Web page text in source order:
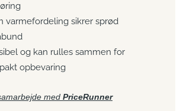
varmefordeling sikrer sprød
og kan rulles sammen for
opbevaring
med PriceRunner